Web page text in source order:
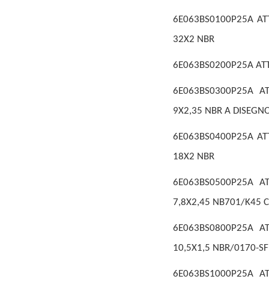
6E063BS0100P25A
32X2 NBR
6E063BS0200P25A
6E063BS0300P25A
9X2,35 NBR A
6E063BS0400P25A
18X2 NBR
6E063BS0500P25A
7,8X2,45 NB701/K45
6E063BS0800P25A
10,5X1,5 NBR/0170-SF
6E063BS1000P25A